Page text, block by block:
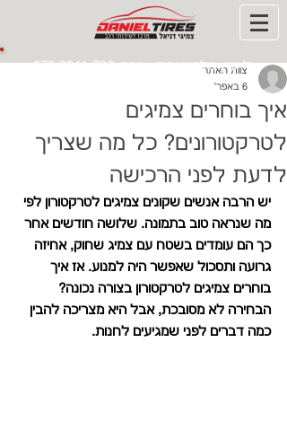
איך בוחרים צמיגים
לטרקטורונים? כל מה שצריך
לדעת לפני הרכישה
צוות האתר
6 באפר׳
יש הרבה אנשים שקונים צמיגים לטרקטורון לפי
מה שנראה טוב בתמונה. שלושה חודשים אחר
כך הם עומדים בשטח עם צמיג שחוק, אחיזה
גרועה ותסכול שאפשר היה למנוע. אז איך
בוחרים צמיגים לטרקטורון בצורה נכונה?
הבחירה לא מסובכת, אבל היא מצריכה להבין
כמה דברים לפני שמגיעים לחנות.
לייעוץ טלפוני ומידע נוסף:072-3941-706